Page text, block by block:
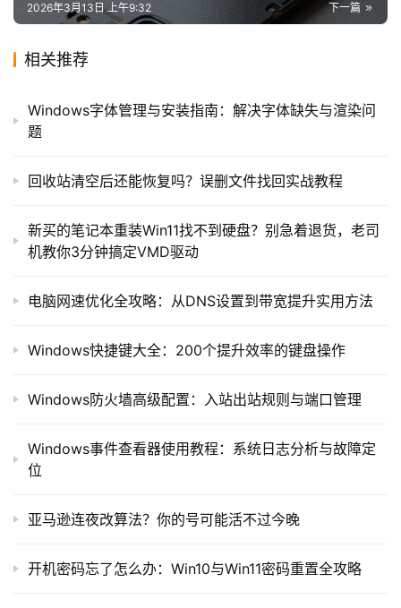
下一篇
2026年3月13日 上午9:32
相关推荐
Windows字体管理与安装指南：解决字体缺失与渲染问
题
回收站清空后还能恢复吗？误删文件找回实战教程
新买的笔记本重装Win11找不到硬盘？别急着退货，老司
机教你3分钟搞定VMD驱动
电脑网速优化全攻略：从DNS设置到带宽提升实用方法
Windows快捷键大全：200个提升效率的键盘操作
Windows防火墙高级配置：入站出站规则与端口管理
Windows事件查看器使用教程：系统日志分析与故障定
位
亚马逊连夜改算法？你的号可能活不过今晚
开机密码忘了怎么办：Win10与Win11密码重置全攻略